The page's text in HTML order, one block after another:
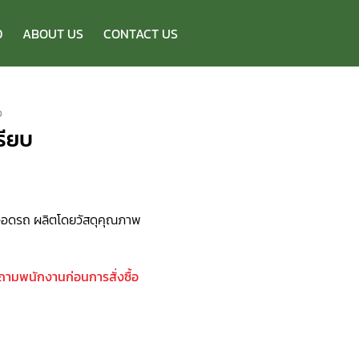
ABOUT US CONTACT US
ยบ
อดรถ ผลิตโดยวัสดุคุณภาพ
ามพนักงานก่อนการสั่งซื้อ